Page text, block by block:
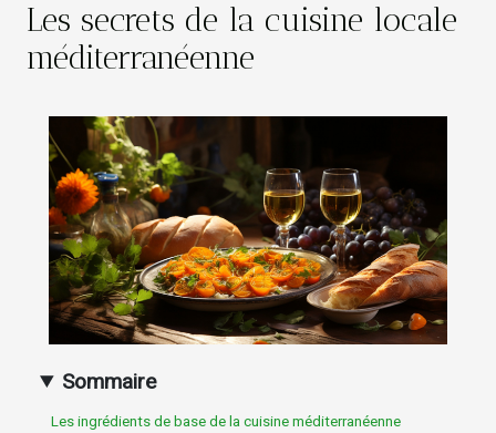
Les secrets de la cuisine locale
méditerranéenne
Sommaire
Les ingrédients de base de la cuisine méditerranéenne